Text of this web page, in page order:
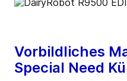
Vorbildliches
Special Need